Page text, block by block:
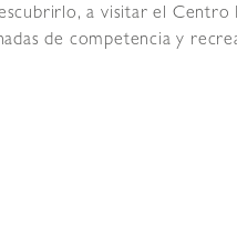
a visitar el
de competencia y